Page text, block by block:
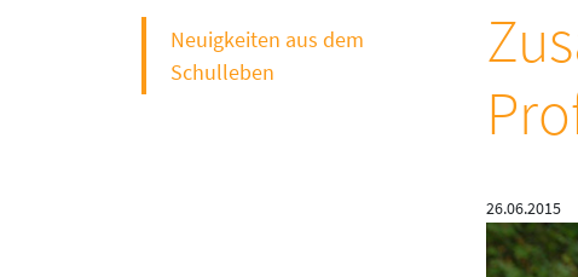
Neuigkeiten aus dem
Schulleben
26.06.2015